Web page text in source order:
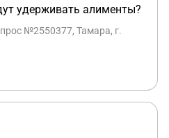
удерживать алименты?
№2550377, Тамара, г.